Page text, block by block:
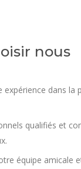
nous
dans
qualifiés et
équipe amicale